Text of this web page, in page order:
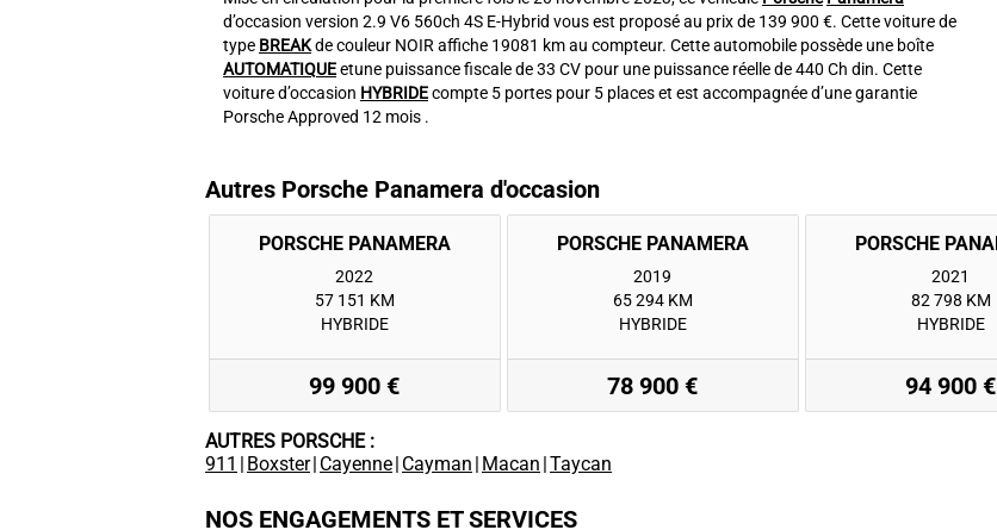
d’occasion version 2.9 V6 560ch 4S E-Hybrid vous est proposé au prix de 139 900 €. Cette voiture de
type BREAKde couleur NOIR affiche 19081 km au compteur. Cette automobile possède une boîte
AUTOMATIQUEetune puissance fiscale de 33 CV pour une puissance réelle de 440 Ch din. Cette
voiture d’occasion HYBRIDEcompte 5 portes pour 5 places et est accompagnée d’une garantie
Porsche Approved 12 mois .
Autres Porsche Panamera d'occasion
PORSCHE PANAMERA
2022
57 151 KM
HYBRIDE
99 900 €
PORSCHE PANAMERA
2019
65 294 KM
HYBRIDE
78 900 €
2021
82 798 KM
HYBRIDE
94 900 €
AUTRES PORSCHE :
911
Boxster Cayenne Cayman Macan Taycan
NOS ENGAGEMENTS ET SERVICES